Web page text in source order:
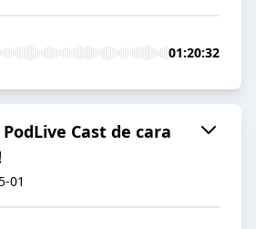
01:20:32
PodLive Cast de cara
01